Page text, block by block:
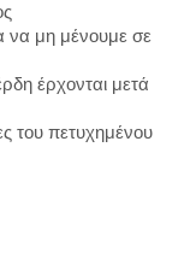
μη μένουμε σε
έρχονται μετά
του πετυχημένου